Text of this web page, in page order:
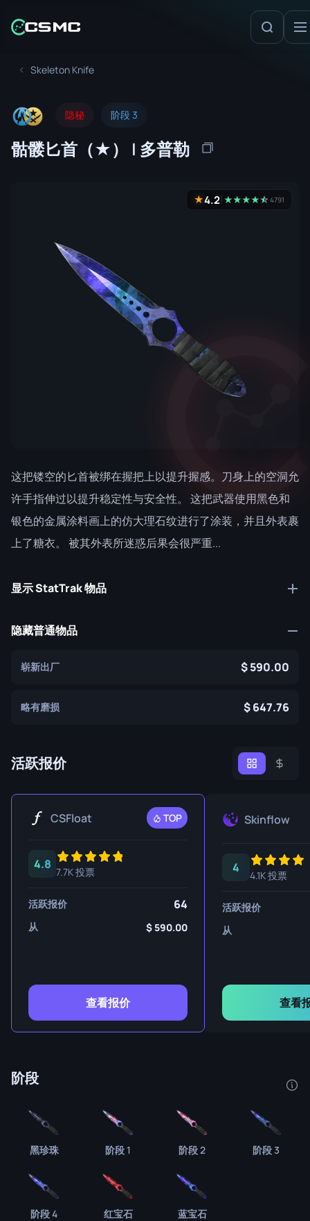
Skeleton Knife
隐秘 阶段 3
骷髅匕首（★） | 多普勒
★4.2 ★★★★★
☆4791
这把镂空的匕首被绑在握把上以提升握感。刀身上的空洞允
许手指伸过以提升稳定性与安全性。 这把武器使用黑色和
银色的金属涂料画上的仿大理石纹进行了涂装，并且外表裹
上了糖衣。 被其外表所迷惑后果会很严重...
显示 StatTrak 物品
隐藏普通物品
崭新出厂 590.00
略有磨损 647.76
活跃报价
CSFloat TOP
4.8
7.7K 投票
活跃报价 64
从 590.00
查看报价
Skinflow
4
4.1K 投票
活跃报价
从
查看
阶段
黑珍珠 阶段 1 阶段 2 阶段 3
阶段 4 红宝石 蓝宝石